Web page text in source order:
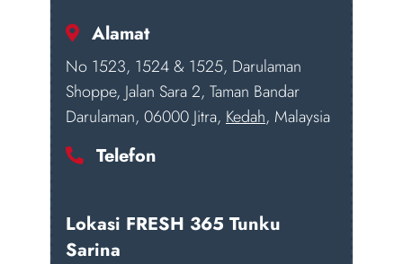
Alamat
No 1523, 1524 & 1525, Darulaman
Shoppe, Jalan Sara 2, Taman Bandar
Darulaman, 06000 Jitra, Kedah, Malaysia
Telefon
Lokasi FRESH 365 Tunku
Sarina